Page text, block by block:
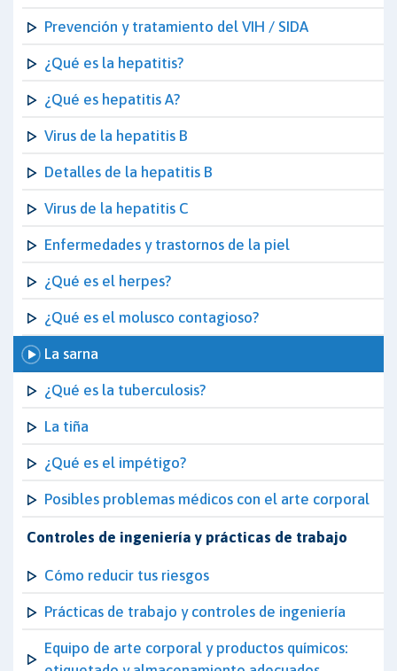
Prevención y tratamiento del VIH / SIDA
¿Qué es la hepatitis?
¿Qué es hepatitis A?
Virus de la hepatitis B
Detalles de la hepatitis B
Virus de la hepatitis C
Enfermedades y trastornos de la piel
¿Qué es el herpes?
¿Qué es el molusco contagioso?
La sarna
¿Qué es la tuberculosis?
La tiña
¿Qué es el impétigo?
Posibles problemas médicos con el arte corporal
Controles de ingeniería y prácticas de trabajo
Cómo reducir tus riesgos
Prácticas de trabajo y controles de ingeniería
Equipo de arte corporal y productos químicos: